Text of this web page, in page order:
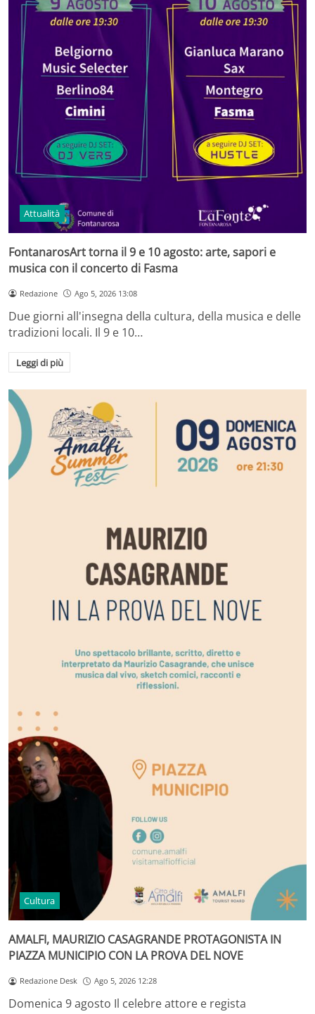
Attualità
FontanarosArt torna il 9 e 10 agosto: arte, sapori e
musica con il concerto di Fasma
Redazione Ago 5, 2026 13:08
Due giorni all'insegna della cultura, della musica e delle
tradizioni locali. Il 9 e 10…
Leggi di più
Cultura
AMALFI, MAURIZIO CASAGRANDE PROTAGONISTA IN
PIAZZA MUNICIPIO CON LA PROVA DEL NOVE
Redazione Desk Ago 5, 2026 12:28
Domenica 9 agosto Il celebre attore e regista